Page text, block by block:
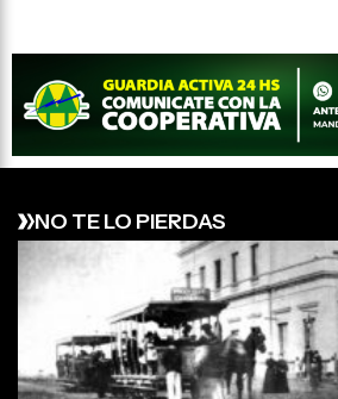
NO TE LO PIERDAS